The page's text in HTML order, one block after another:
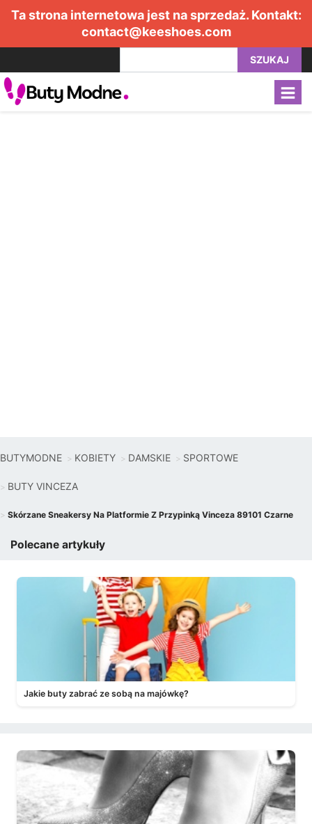
Ta strona internetowa jest na sprzedaż. Kontakt:
contact@keeshoes.com
SZUKAJ
BUTYMODNE KOBIETY DAMSKIE SPORTOWE
BUTY VINCEZA
Skórzane Sneakersy Na Platformie Z Przypinką Vinceza 89101 Czarne
Polecane artykuły
Jakie buty zabrać ze sobą na majówkę?